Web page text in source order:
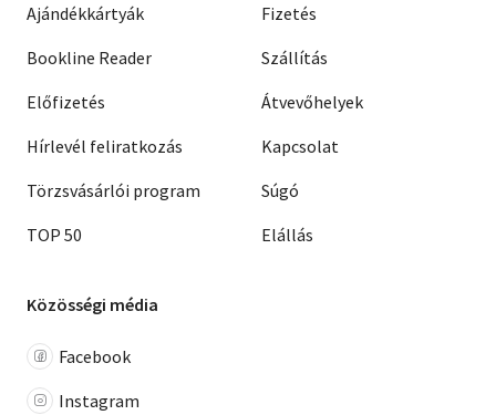
Ajándékkártyák
Bookline Reader
Előfizetés
Hírlevél feliratkozás
Törzsvásárlói program
TOP 50
Fizetés
Szállítás
Átvevőhelyek
Kapcsolat
Súgó
Elállás
Közösségi média
Facebook
Instagram